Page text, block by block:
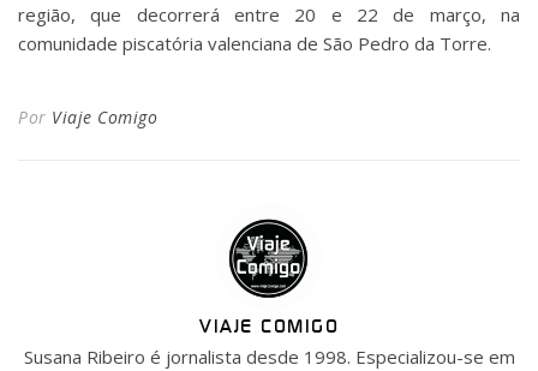
região, que decorrerá entre 20 e 22 de março, na
comunidade piscatória valenciana de São Pedro da Torre.
Por Viaje Comigo
VIAJE COMIGO
Susana Ribeiro é jornalista desde 1998. Especializou-se em